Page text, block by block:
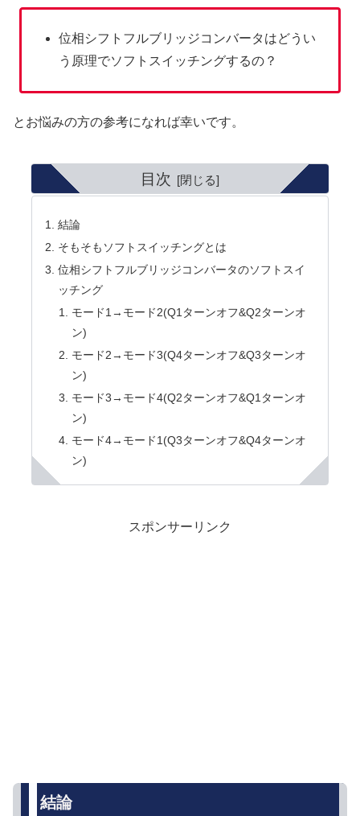
位相シフトフルブリッジコンバータはどうい
う原理でソフトスイッチングするの？
とお悩みの方の参考になれば幸いです。
目次
結論
そもそもソフトスイッチングとは
位相シフトフルブリッジコンバータのソフトスイ
ッチング
モード1→モード2(Q1ターンオフ&Q2ターンオ
ン)
モード2→モード3(Q4ターンオフ&Q3ターンオ
ン)
モード3→モード4(Q2ターンオフ&Q1ターンオ
ン)
モード4→モード1(Q3ターンオフ&Q4ターンオ
ン)
スポンサーリンク
結論